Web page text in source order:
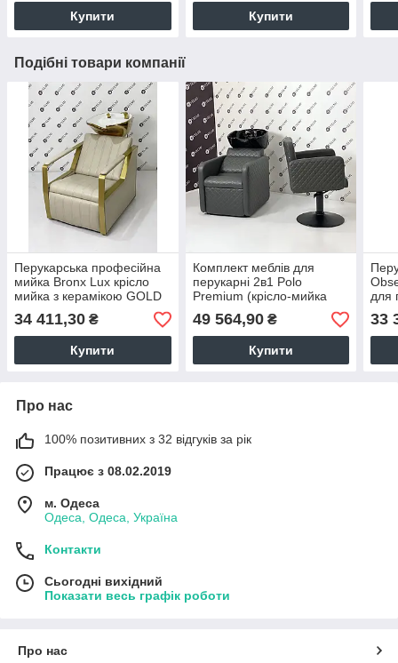
Купити Купити
Подібні товари компанії
Перукарська професійна
мийка Bronx Lux крісло
мийка з керамікою GOLD
для перукарень
VM2045_G
34 411,30 ₴
Купити
Комплект меблів для
перукарні 2в1 Polo
Premium (крісло-мийка
перукарська та крісло
перукаря)
49 564,90₴
Купити
для
33
Про нас
100% позитивних з 32 відгуків за рік
Працює з 08.02.2019
м. Одеса
Одеса, Одеса, Україна
Контакти
Сьогодні вихідний
Показати весь графік роботи
Про нас